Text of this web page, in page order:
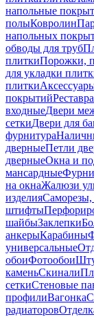
напольные
полыКовролин
напольных
обводы для труб
плиткиПорожки,
для укладки
плитки
покрытий
входныеДвери
сеткиДвери для
фурнитура
дверныеПетли
дверныеОкна и
мансардные
на окнаЖалюзи
изделия
штифты
шайбыЗаклепки
анкерыКарабины
универсальные
обоиФотообои
каменьСкинали
сеткиСтеновые
профилиВагонка
радиаторов